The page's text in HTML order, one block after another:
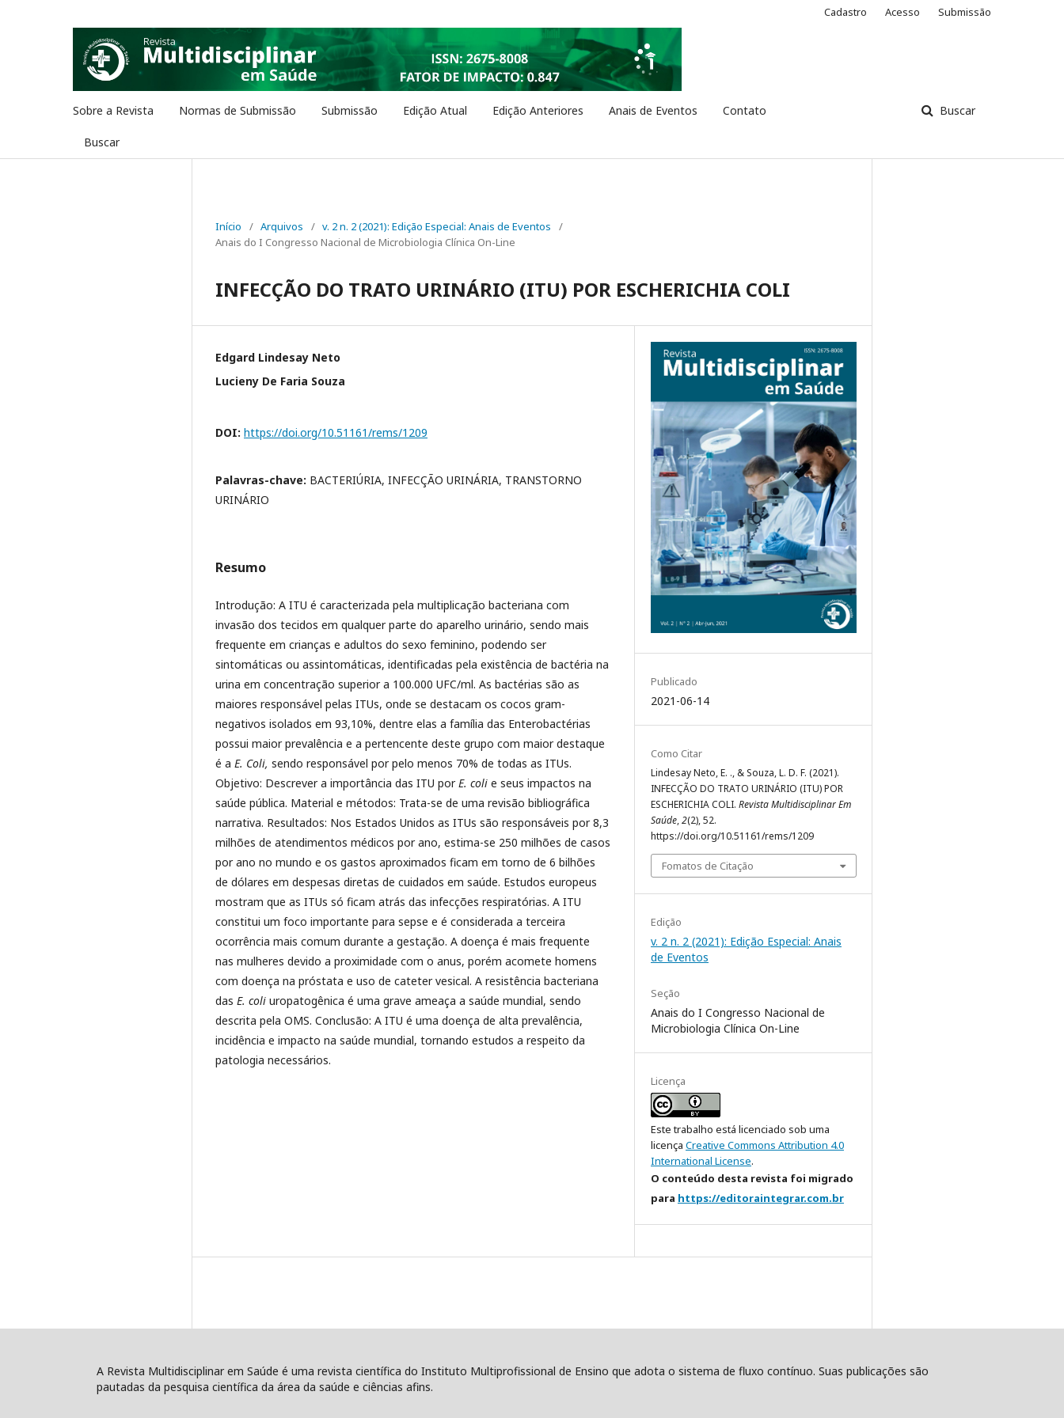
Sobre a Revista Normas de Submissão Submissão Edição Atual Edição Anteriores Anais de Eventos Contato
Buscar
Buscar
Cadastro Acesso Submissão
Início / Arquivos / v. 2 n. 2 (2021): Edição Especial: Anais de Eventos
/
Anais do I Congresso Nacional de Microbiologia Clínica On-Line
INFECÇÃO DO TRATO URINÁRIO (ITU) POR ESCHERICHIA COLI
Edgard Lindesay Neto
Lucieny De Faria Souza
DOI: https://doi.org/10.51161/rems/1209
Palavras-chave: BACTERIÚRIA, INFECÇÃO URINÁRIA, TRANSTORNO
URINÁRIO
Resumo
Introdução: A ITU é caracterizada pela multiplicação bacteriana com
invasão dos tecidos em qualquer parte do aparelho urinário, sendo mais
frequente em crianças e adultos do sexo feminino, podendo ser
sintomáticas ou assintomáticas, identificadas pela existência de bactéria na
urina em concentração superior a 100.000 UFC/ml. As bactérias são as
maiores responsável pelas ITUs, onde se destacam os cocos gram-
negativos isolados em 93,10%, dentre elas a família das Enterobactérias
possui maior prevalência e a pertencente deste grupo com maior destaque
é a E. Coli, sendo responsável por pelo menos 70% de todas as ITUs.
Objetivo: Descrever a importância das ITU porE. coli e seus impactos na
saúde pública. Material e métodos: Trata-se de uma revisão bibliográfica
narrativa. Resultados: Nos Estados Unidos as ITUs são responsáveis por 8,3
milhões de atendimentos médicos por ano, estima-se 250 milhões de casos
por ano no mundo e os gastos aproximados ficam em torno de 6 bilhões
de dólares em despesas diretas de cuidados em saúde. Estudos europeus
mostram que as ITUs só ficam atrás das infecções respiratórias. A ITU
constitui um foco importante para sepse e é considerada a terceira
ocorrência mais comum durante a gestação. A doença é mais frequente
nas mulheres devido a proximidade com o anus, porém acomete homens
com doença na próstata e uso de cateter vesical. A resistência bacteriana
das E. coli uropatogênica é uma grave ameaça a saúde mundial, sendo
descrita pela OMS. Conclusão: A ITU é uma doença de alta prevalência,
incidência e impacto na saúde mundial, tornando estudos a respeito da
patologia necessários.
Publicado
2021-06-14
Como Citar
Lindesay Neto, E. ., & Souza, L. D. F. (2021).
INFECÇÃO DO TRATO URINÁRIO (ITU) POR
ESCHERICHIA COLI. Revista Multidisciplinar Em
Saúde,2(2), 52.
https://doi.org/10.51161/rems/1209
Fomatos de Citação
Edição
v. 2 n. 2 (2021): Edição Especial: Anais
de Eventos
Seção
Anais do I Congresso Nacional de
Microbiologia Clínica On-Line
Licença
Este trabalho está licenciado sob uma
licença Creative Commons Attribution 4.0
International License.
O conteúdo desta revista foi migrado
para https://editoraintegrar.com.br
A Revista Multidisciplinar em Saúde é uma revista científica do Instituto Multiprofissional de Ensino que adota o sistema de fluxo contínuo. Suas publicações são
pautadas da pesquisa científica da área da saúde e ciências afins.